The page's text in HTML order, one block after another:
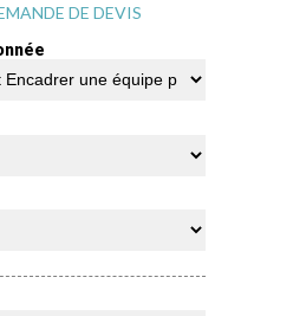
DE DEVIS